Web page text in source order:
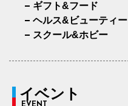
ギフト&フード
ヘルス&ビューティー
スクール&ホビー
イベント